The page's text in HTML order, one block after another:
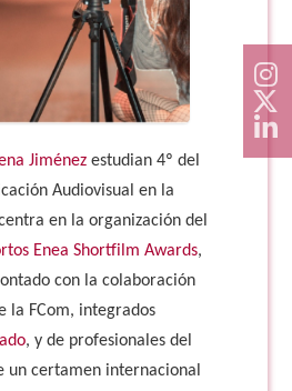
Jiménez estudian 4º del
Audiovisual en la
centra en la organización del
Enea Shortfilm Awards,
con la colaboración
la FCom, integrados
, y de profesionales del
un certamen internacional